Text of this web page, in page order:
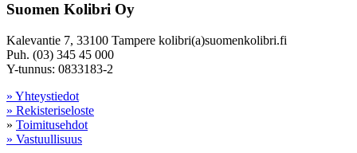
Suomen Kolibri Oy
Kalevantie 7, 33100 Tampere kolibri(a)suomenkolibri.fi
Puh. (03) 345 45 000
Y-tunnus: 0833183-2
» Yhteystiedot
» Rekisteriseloste
» Toimitusehdot
» Vastuullisuus